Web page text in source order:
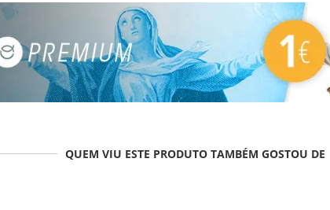
QUEM VIU ESTE PRODUTO TAMBÉM GOSTOU DE